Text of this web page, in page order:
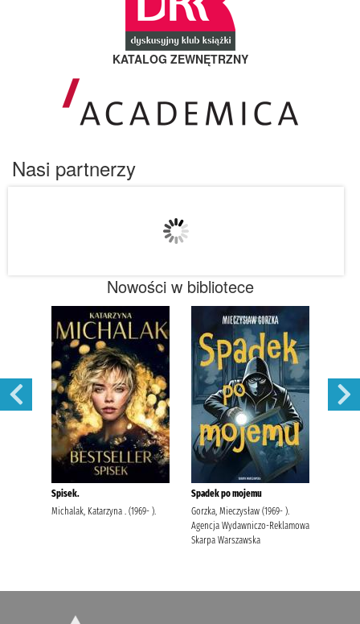
KATALOG ZEWNĘTRZNY
Nasi partnerzy
Nowości w bibliotece